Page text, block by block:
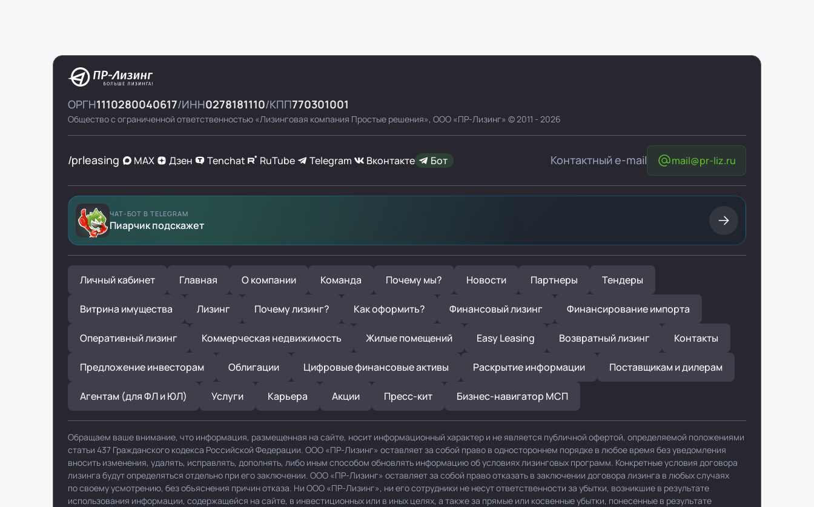
ОРГН1110280040617 ИНН0278181110 КПП770301001
Общество с ограниченной ответственностью «Лизинговая компания Простые решения», ООО «ПР-Лизинг» © 2011 - 2026
/prleasing MAX Дзен Tenchat RuTube Telegram Вконтакте Бот Контактный e-mail mail@pr-liz.ru
ЧАТ-БОТ В TELEGRAM
Пиарчик подскажет
Личный кабинет Главная О компании Команда Почему мы? Новости Партнеры Тендеры
Витрина имущества Лизинг Почему лизинг? Как оформить? Финансовый лизинг Финансирование импорта
Оперативный лизинг Коммерческая недвижимость Жилые помещений Easy Leasing Возвратный лизинг Контакты
Предложение инвесторам Облигации Цифровые финансовые активы Раскрытие информации Поставщикам и дилерам
Агентам (для ФЛ и ЮЛ) Услуги Карьера Акции Пресс-кит Бизнес-навигатор МСП
Обращаем ваше внимание, что информация, размещенная на сайте, носит информационный характер и не является публичной офертой, определяемой положениями
статьи 437 Гражданского кодекса Российской Федерации. ООО «ПР-Лизинг» оставляет за собой право в одностороннем порядке в любое время без уведомления
вносить изменения, удалять, исправлять, дополнять, либо иным способом обновлять информацию об условиях лизинговых программ. Конкретные условия договора
лизинга будут определяться отдельно при его заключении. ООО «ПР-Лизинг» оставляет за собой право отказать в заключении договора лизинга в любых случаях
по своему усмотрению, без объяснения причин отказа. Ни ООО «ПР-Лизинг», ни его сотрудники не несут ответственности за убытки, возникшие в результате
использования информации, содержащейся на сайте, в инвестиционных или в иных целях, а также за прямые или косвенные убытки, понесенные в результате